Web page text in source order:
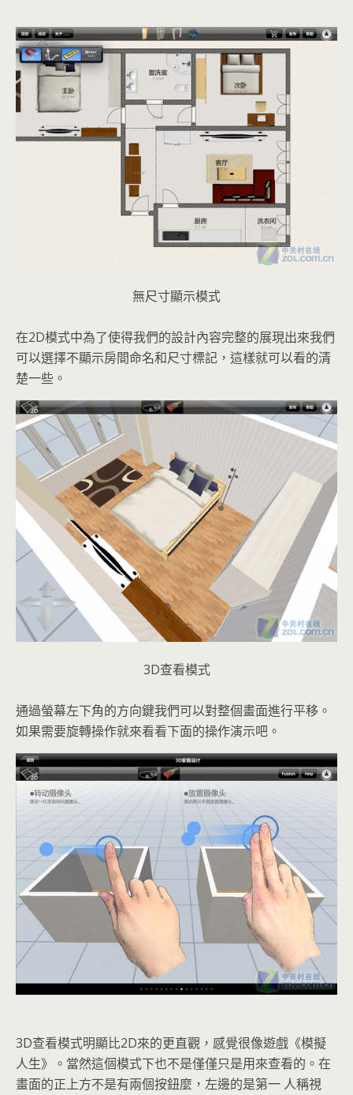
無尺寸顯示模式
在2D模式中為了使得我們的設計內容完整的展現出來我們
可以選擇不顯示房間命名和尺寸標記，這樣就可以看的清
楚一些。
3D查看模式
通過螢幕左下角的方向鍵我們可以對整個畫面進行平移。
如果需要旋轉操作就來看看下面的操作演示吧。
3D查看模式明顯比2D來的更直觀，感覺很像遊戲《模擬
人生》。當然這個模式下也不是僅僅只是用來查看的。在
畫面的正上方不是有兩個按鈕麼，左邊的是第一 人稱視